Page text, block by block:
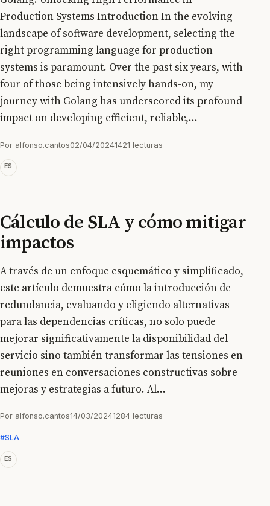
Production Systems Introduction In the evolving
landscape of software development, selecting the
right programming language for production
systems is paramount. Over the past six years, with
four of those being intensively hands-on, my
journey with Golang has underscored its profound
impact on developing efficient, reliable,...
Por alfonso.cantos02/04/20241421 lecturas
ES
Cálculo de SLA y cómo mitigar
impactos
A través de un enfoque esquemático y simplificado,
este artículo demuestra cómo la introducción de
redundancia, evaluando y eligiendo alternativas
para las dependencias críticas, no solo puede
mejorar significativamente la disponibilidad del
servicio sino también transformar las tensiones en
reuniones en conversaciones constructivas sobre
mejoras y estrategias a futuro. Al...
Por alfonso.cantos14/03/20241284 lecturas
#SLA
ES